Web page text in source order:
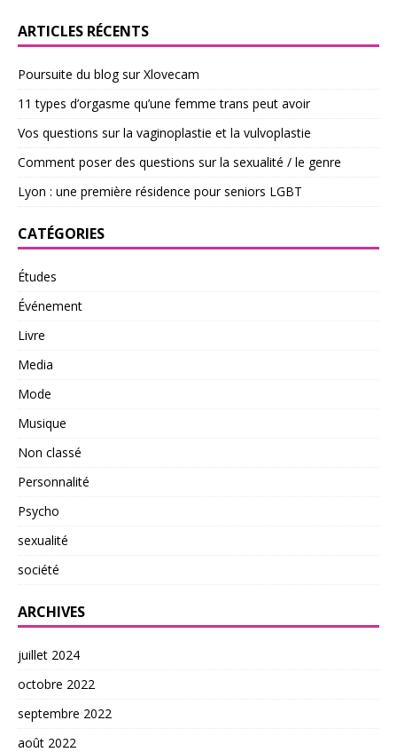
ARTICLES RÉCENTS
Poursuite du blog sur Xlovecam
11 types d’orgasme qu’une femme trans peut avoir
Vos questions sur la vaginoplastie et la vulvoplastie
Comment poser des questions sur la sexualité / le genre
Lyon : une première résidence pour seniors LGBT
CATÉGORIES
Études
Événement
Livre
Media
Mode
Musique
Non classé
Personnalité
Psycho
sexualité
société
ARCHIVES
juillet 2024
octobre 2022
septembre 2022
août 2022